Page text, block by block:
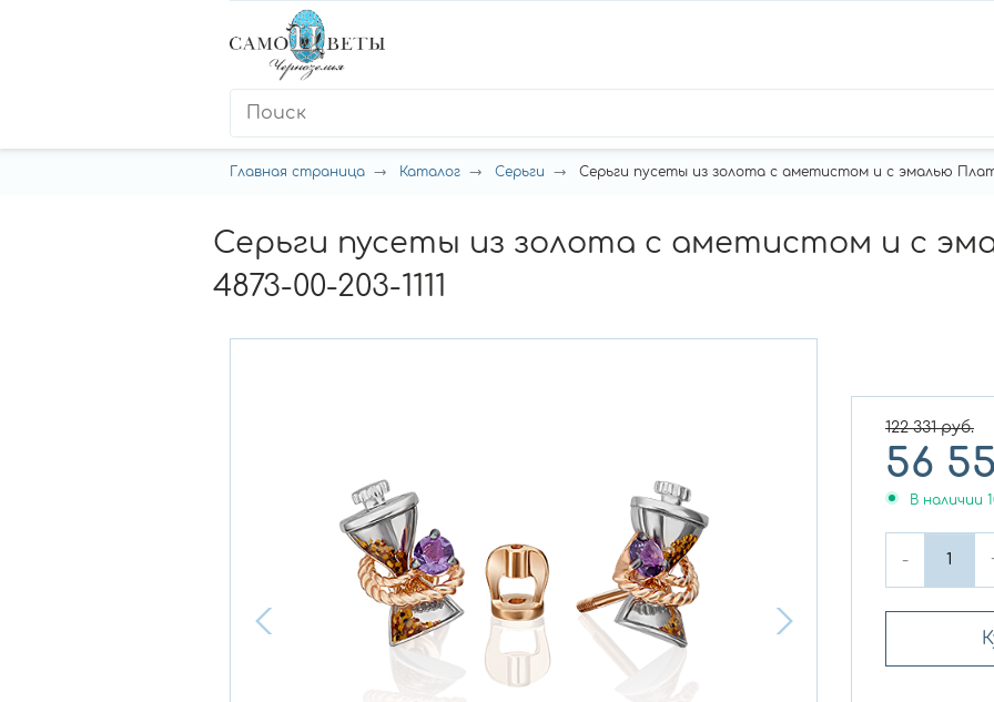
Главная страница Каталог Серьги Серьги пусеты из золота с аметистом и с эмалью
Серьги пусеты из золота с аметистом и с
4873-00-203-1111
122 331руб.
56
В наличии
-